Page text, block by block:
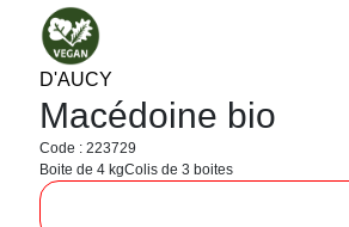
D'AUCY
Macédoine bio
Code : 223729
Boite de 4 kgColis de 3 boites